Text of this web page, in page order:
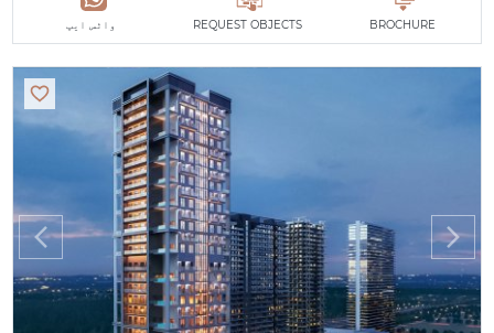
BROCHURE
REQUEST OBJECTS واٹس ایپ